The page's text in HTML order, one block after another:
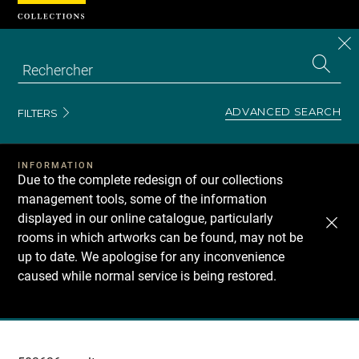
FILTERS ADVANCED SEARCH
INFORMATION
Due to the complete redesign of our collections
management tools, some of the information
displayed in our online catalogue, particularly
rooms in which artworks can be found, may not be
up to date. We apologise for any inconvenience
caused while normal service is being restored.
Recherche
Cookies management panel